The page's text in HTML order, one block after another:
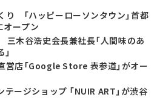
り 「ハッピーローソンタウン」首都
オープン
三木谷浩史会長兼社長「人間味のあ
営店「Google Store 表参道」がオー
ージショップ 「NUIR ART」が渋谷